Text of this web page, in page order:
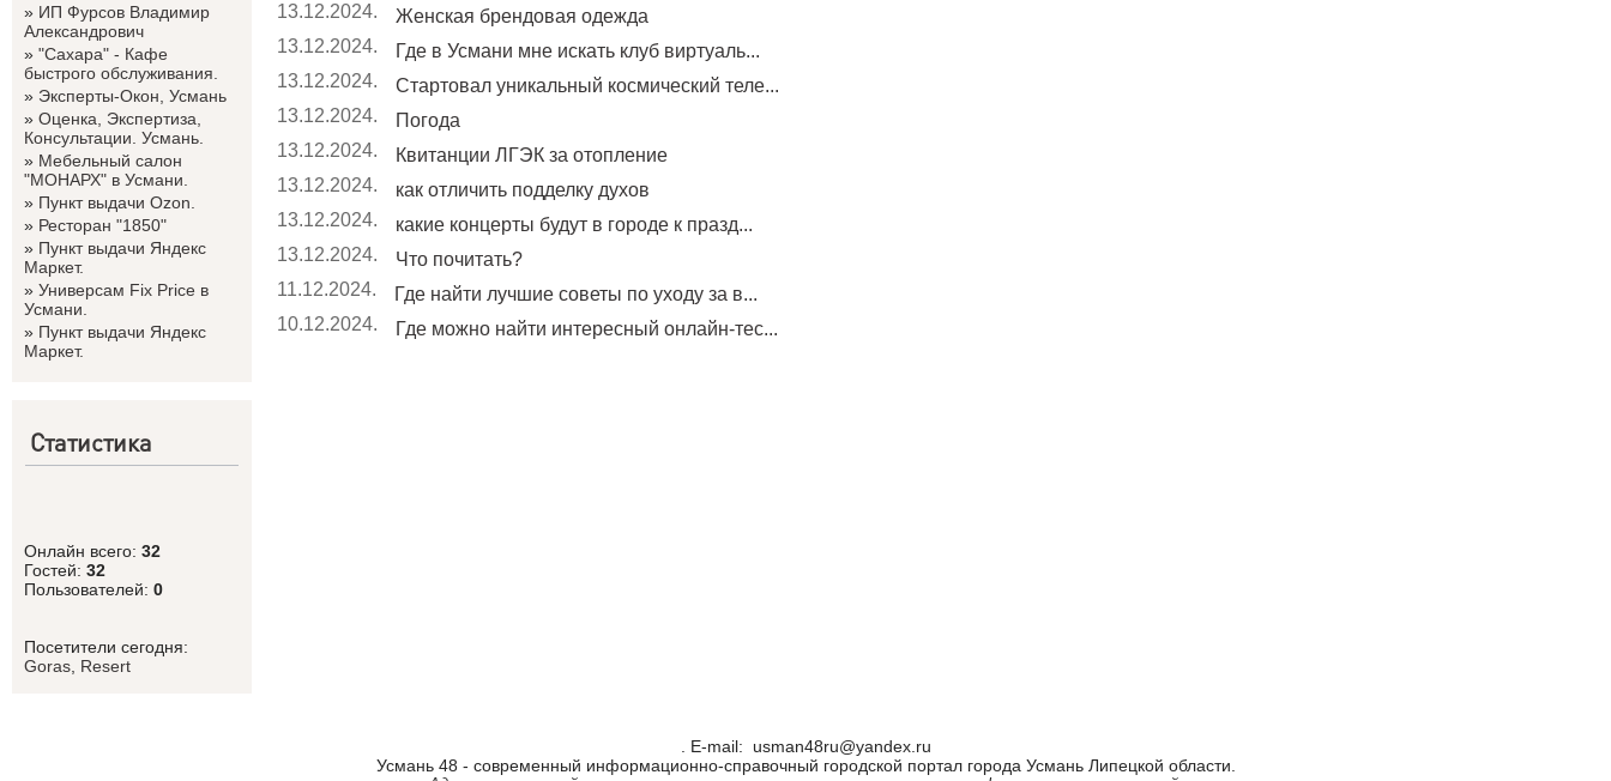
» ИП Фурсов Владимир
Александрович
» "Сахара" - Кафе
быстрого обслуживания.
» Эксперты-Окон, Усмань
» Оценка, Экспертиза,
Консультации. Усмань.
» Мебельный салон
"МОНАРХ" в Усмани.
» Пункт выдачи Ozon.
» Ресторан "1850"
» Пункт выдачи Яндекс
Маркет.
» Универсам Fix Price в
Усмани.
» Пункт выдачи Яндекс
Маркет.
Статистика
Онлайн всего: 32
Гостей: 32
Пользователей: 0
Посетители сегодня:
Goras Resert
13.12.2024.
Женская брендовая одежда
13.12.2024.
Где в Усмани мне искать клуб виртуаль...
13.12.2024.
Стартовал уникальный космический теле...
13.12.2024.
Погода
13.12.2024.
Квитанции ЛГЭК за отопление
13.12.2024.
как отличить подделку духов
13.12.2024.
какие концерты будут в городе к празд...
13.12.2024.
Что почитать?
11.12.2024.
Где найти лучшие советы по уходу за в...
10.12.2024.
Где можно найти интересный онлайн-тес...
. Е-mail: usman48ru@yandex.ru
Усмань 48 - современный информационно-справочный городской портал города Усмань Липецкой области.